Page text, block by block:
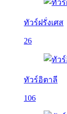
ทัวร์ฝรั่งเศส
26
ทัวร์อิตาลี
106